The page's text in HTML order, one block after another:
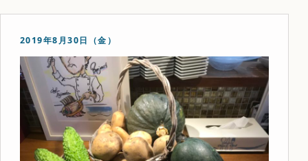
2019年8月30日（金）